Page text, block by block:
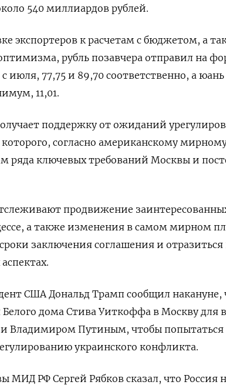
540 миллиардов рублей.
экспортеров к расчетам с бюджетом, а
рубль позавчера отправил на
июля, 77,75 и 89,70 соответственно, а
11,01.
поддержку от ожиданий
согласно американскому
ряда ключевых требований Москвы и
продвижение
а также изменения в самом мирном
заключения соглашения и
США Дональд Трамп сообщил накануне,
Белого дома Стива Уиткоффа в Москву для
Владимиром Путиным, чтобы попытаться
украинского конфликта.
МИД РФ Сергей Рябков сказал, что Россия